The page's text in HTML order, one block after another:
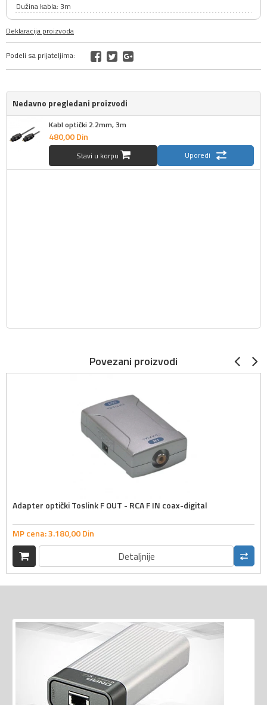
Dužina kabla: 3m
Deklaracija proizvoda
Podeli sa prijateljima:
Nedavno pregledani proizvodi
Kabl optički 2.2mm, 3m
480,00Din
Stavi u korpu Uporedi
Povezani proizvodi
Adapter optički Toslink F OUT - RCA F IN coax-digital
MP cena:3.180,00Din
Detaljnije